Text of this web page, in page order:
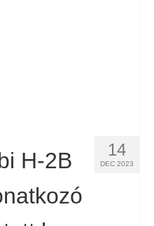
14
DEC 2023
H-2B